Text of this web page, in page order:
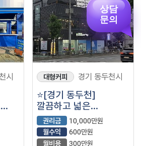
시 대형커피 경기 동두천시
⭐[경기 동두천]
깔끔하고 넓은
인테리어의 디저트 카페
⭐
권리금
10,000만원
월수익
600만원
월비용
300만원
상담
문의